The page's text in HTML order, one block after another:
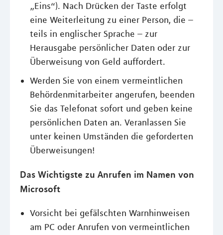
„Eins“). Nach Drücken der Taste erfolgt
eine Weiterleitung zu einer Person, die –
teils in englischer Sprache – zur
Herausgabe persönlicher Daten oder zur
Überweisung von Geld auffordert.
Werden Sie von einem vermeintlichen
Behördenmitarbeiter angerufen, beenden
Sie das Telefonat sofort und geben keine
persönlichen Daten an. Veranlassen Sie
unter keinen Umständen die geforderten
Überweisungen!
Das Wichtigste zu Anrufen im Namen von
Microsoft
Vorsicht bei gefälschten Warnhinweisen
am PC oder Anrufen von vermeintlichen